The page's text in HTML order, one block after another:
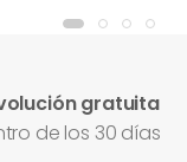
gratuita
de los 30 días